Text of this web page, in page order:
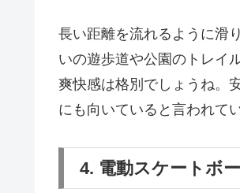
長い距離を流れるように滑
いの遊歩道や公園のトレイ
爽快感は格別でしょうね。
にも向いていると言われて
4. 電動スケートボ